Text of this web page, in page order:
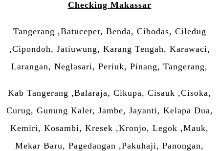
Checking Makassar
Tangerang ,Batuceper, Benda, Cibodas, Ciledug
,Cipondoh, Jatiuwung, Karang Tengah, Karawaci,
Larangan, Neglasari, Periuk, Pinang, Tangerang,
Kab Tangerang ,Balaraja, Cikupa, Cisauk ,Cisoka,
Curug, Gunung Kaler, Jambe, Jayanti, Kelapa Dua,
Kemiri, Kosambi, Kresek ,Kronjo, Legok ,Mauk,
Mekar Baru, Pagedangan ,Pakuhaji, Panongan,